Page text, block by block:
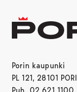
Porin kaupunki
PL 121, 28101 PORI